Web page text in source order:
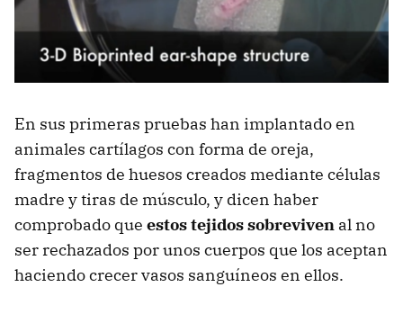
En sus primeras pruebas han implantado en
animales cartílagos con forma de oreja,
fragmentos de huesos creados mediante células
madre y tiras de músculo, y dicen haber
comprobado que estos tejidos sobreviven al no
ser rechazados por unos cuerpos que los aceptan
haciendo crecer vasos sanguíneos en ellos.